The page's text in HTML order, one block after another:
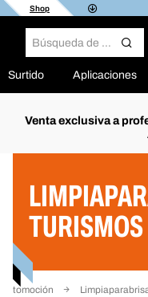
Shop
Surtido Aplicaciones
Venta exclusiva a
TURISMOS
Filtro